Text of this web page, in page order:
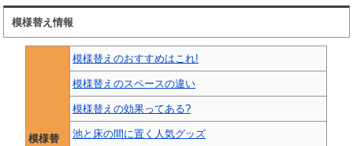
模様替え情報
模様替
模様替えのおすすめはこれ!
模様替えのスペースの違い
模様替えの効果ってある?
池と床の間に置く人気グッズ